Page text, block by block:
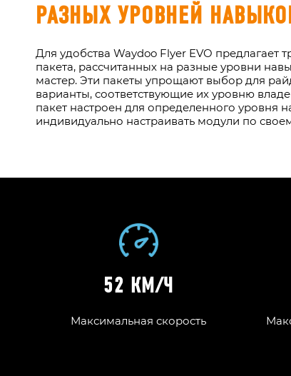
РАЗНЫХ УРОВНЕЙ
Для удобства Waydoo Flyer EVO предлагает
пакета, рассчитанных на разные уровни
мастер. Эти пакеты упрощают выбор для
варианты, соответствующие их уровню
пакет настроен для определенного уровня
индивидуально настраивать модули по
52 КМ/Ч
Максимальная скорость